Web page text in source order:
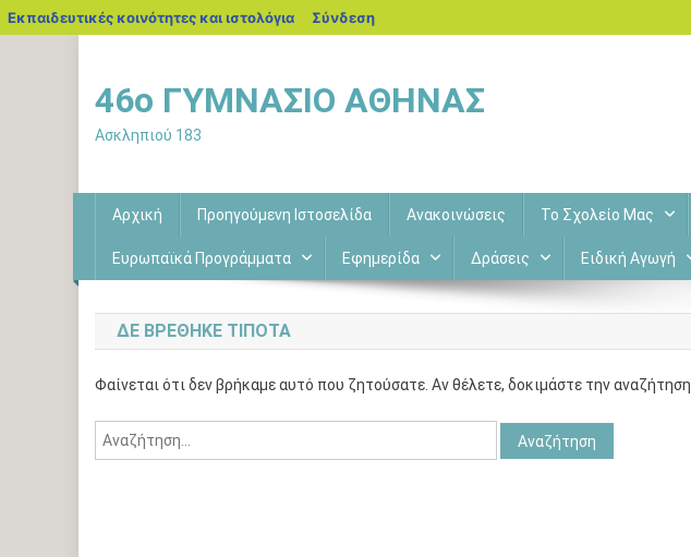
Εκπαιδευτικές κοινότητες και ιστολόγια blogs.sch.gr
Σύνδεση
περιεχόμενο
46o ΓΥΜΝΑΣΙΟ ΑΘΗΝΑΣ
Ασκληπιού 183
Αρχική Προηγούμενη Ιστοσελίδα Ανακοινώσεις Το Σχολείο Μας
Ευρωπαϊκά Προγράμματα Εφημερίδα Δράσεις Ειδική Αγωγή
ΔΕ ΒΡΈΘΗΚΕ ΤΊΠΟΤΑ
Φαίνεται ότι δεν βρήκαμε αυτό που ζητούσατε. Αν θέλετε, δοκιμάστε την αναζήτηση.
Αναζήτηση
για: